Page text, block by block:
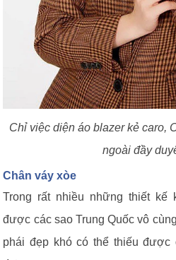
Chỉ việc diện áo blazer kẻ caro,
ngoài đầy
Chân váy xòe
Trong rất nhiều những thiết kế
được các sao Trung Quốc vô
phái đẹp khó có thể thiếu